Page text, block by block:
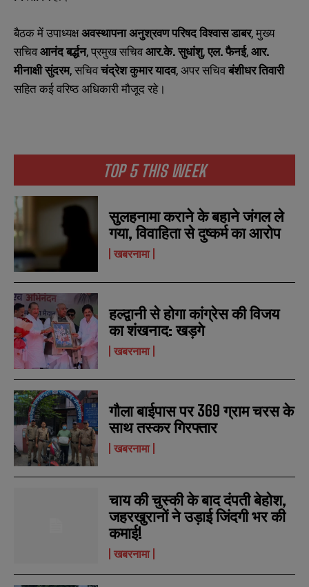
E
a
l
*
N
u
m
b
e
SUBMIT
E
a
l
*
N
u
m
b
e
SUBMIT
TOP 5 THIS WEEK
सुलहनामा कराने के बहाने जंगल ले
गया, विवाहिता से दुष्कर्म का आरोप
खबरनामा
हल्द्वानी से होगा कांग्रेस की विजय
का शंखनाद: खड़गे
खबरनामा
गौला बाईपास पर 369 ग्राम चरस के
साथ तस्कर गिरफ्तार
खबरनामा
चाय की चुस्की के बाद दंपती बेहोश,
जहरखुरानों ने उड़ाई जिंदगी भर की
कमाई!
खबरनामा
बैठक में उपाध्यक्षअवस्थापना अनुश्रवण परिषद विश्वास डाबर, मुख्य
सचिवआनंद बर्द्धन, प्रमुख सचिवआर.के. सुधांशु,एल. फैनई,आर.
मीनाक्षी सुंदरम, सचिवचंद्रेश कुमार यादव, अपर सचिवबंशीधर तिवारी
सहित कई वरिष्ठ अधिकारी मौजूद रहे।